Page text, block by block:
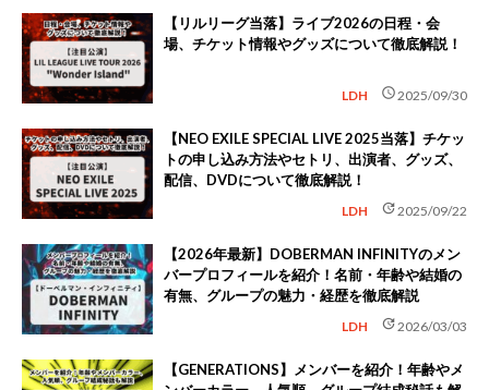
【リルリーグ当落】ライブ2026の日程・会
場、チケット情報やグッズについて徹底解説！
LDH schedule2025/09/30
【NEO EXILE SPECIAL LIVE 2025当落】チケッ
トの申し込み方法やセトリ、出演者、グッズ、
配信、DVDについて徹底解説！
LDH update2025/09/22
【2026年最新】DOBERMAN INFINITYのメン
バープロフィールを紹介！名前・年齢や結婚の
有無、グループの魅力・経歴を徹底解説
LDH update2026/03/03
【GENERATIONS】メンバーを紹介！年齢やメ